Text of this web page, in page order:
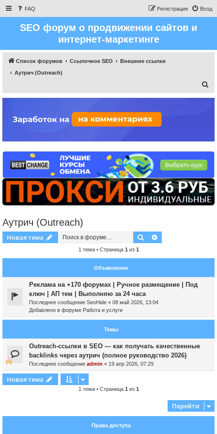
FAQ Вход
Регистрация
SEO форум о продвижении сайтов и
интернет-маркетинге
Список форумов Ссылочное SEO
Внешние ссылки
Аутрич (Outreach)
Аутрич (Outreach)
Новая тема Поиск
1 тема • Страница 1 из 1
Объявления
Реклама на +170 форумах | Ручное размещение | Под
ключ | АП тем | Выполняю за 24 часа
Последнее сообщение SeoHide « 08 май 2026, 13:04
Добавлено в форуме Работа и услуги
Темы
Outreach-ссылки в SEO — как получать качественные
backlinks через аутрич (полное руководство 2026)
Последнее сообщение admin « 19 апр 2026, 07:29
Новая тема
1 тема • Страница 1 из 1
Перейти
Права доступа